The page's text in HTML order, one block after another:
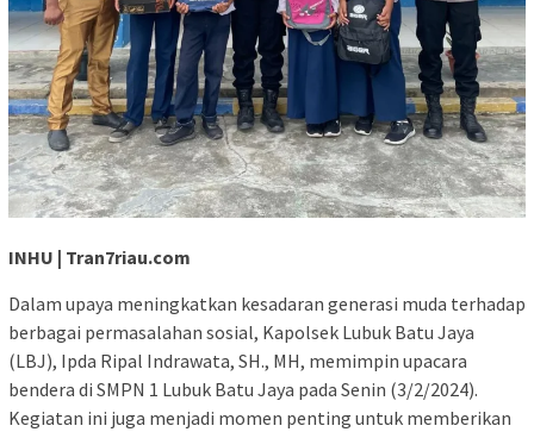
INHU | Tran7riau.com
Dalam upaya meningkatkan kesadaran generasi muda terhadap
berbagai permasalahan sosial, Kapolsek Lubuk Batu Jaya
(LBJ), Ipda Ripal Indrawata, SH., MH, memimpin upacara
bendera di SMPN 1 Lubuk Batu Jaya pada Senin (3/2/2024).
Kegiatan ini juga menjadi momen penting untuk memberikan